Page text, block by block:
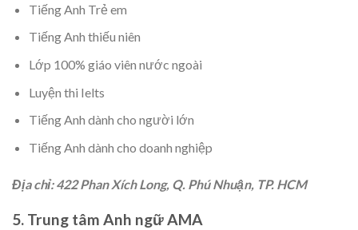
Tiếng Anh Trẻ em
Tiếng Anh thiếu niên
Lớp 100% giáo viên nước ngoài
Luyện thi Ielts
Tiếng Anh dành cho người lớn
Tiếng Anh dành cho doanh nghiệp
Địa chỉ: 422 Phan Xích Long, Q. Phú Nhuận, TP. HCM
5. Trung tâm Anh ngữ AMA